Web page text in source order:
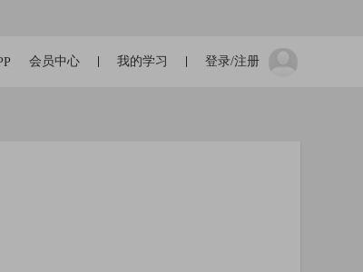
登录/注册
我的学习
会员中心